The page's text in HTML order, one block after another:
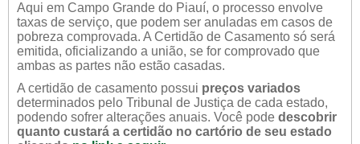
Aqui em Campo Grande do Piauí, o processo envolve
taxas de serviço, que podem ser anuladas em casos de
pobreza comprovada. A Certidão de Casamento só será
emitida, oficializando a união, se for comprovado que
ambas as partes não estão casadas.
A certidão de casamento possui preços variados
determinados pelo Tribunal de Justiça de cada estado,
podendo sofrer alterações anuais. Você pode descobrir
quanto custará a certidão no cartório de seu estado